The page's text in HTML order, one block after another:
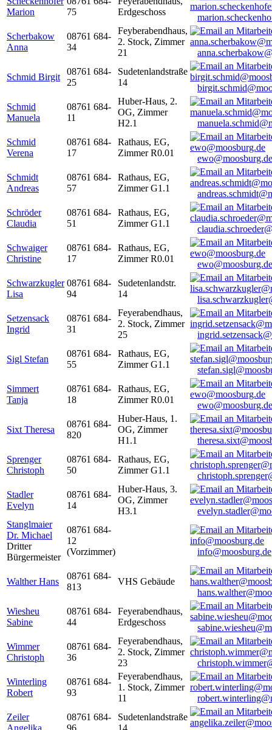
Marion
75
Erdgeschoss
Scherbakow
Anna
08761 684-
34
Feyberabendhaus,
2. Stock, Zimmer
21
Schmid Birgit
08761 684-
25
Sudetenlandstraße
14
Schmid
Manuela
08761 684-
11
Huber-Haus, 2.
OG, Zimmer
H2.1
Schmid
Verena
08761 684-
17
Rathaus, EG,
Zimmer R0.01
ewo@moosburg.de
Schmidt
Andreas
08761 684-
57
Rathaus, EG,
Zimmer G1.1
Schröder
Claudia
08761 684-
51
Rathaus, EG,
Zimmer G1.1
Schwaiger
Christine
08761 684-
17
Rathaus, EG,
Zimmer R0.01
ewo@moosburg.de
Schwarzkugler
Lisa
08761 684-
94
Sudetenlandstr.
14
Setzensack
Ingrid
08761 684-
31
Feyerabendhaus,
2. Stock, Zimmer
25
Sigl Stefan
08761 684-
55
Rathaus, EG,
Zimmer G1.1
Simmert
Tanja
08761 684-
18
Rathaus, EG,
Zimmer R0.01
ewo@moosburg.de
Sixt Theresa
08761 684-
820
Huber-Haus, 1.
OG, Zimmer
H1.1
Sprenger
Christoph
08761 684-
50
Rathaus, EG,
Zimmer G1.1
Stadler
Evelyn
08761 684-
14
Huber-Haus, 3.
OG, Zimmer
H3.1
Stanglmaier
Dr. Michael
Dritter
Bürgermeister
08761 684-
12
(Vorzimmer)
info@moosburg.de
Walther Hans
08761 684-
813
VHS Gebäude
Wiesheu
Sabine
08761 684-
44
Feyerabendhaus,
Erdgeschoss
Wimmer
Christoph
08761 684-
36
Feyerabendhaus,
2. Stock, Zimmer
23
Winterling
Robert
08761 684-
93
Feyerabendhaus,
1. Stock, Zimmer
11
Zeiler
Angelika
08761 684-
96
Sudetenlandstraße
14